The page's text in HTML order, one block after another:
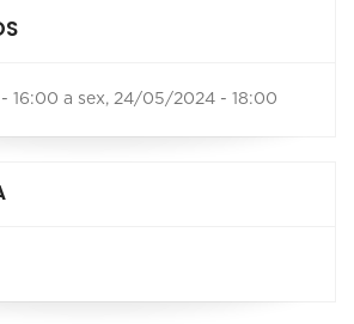
16:00 a sex, 24/05/2024 - 18:00